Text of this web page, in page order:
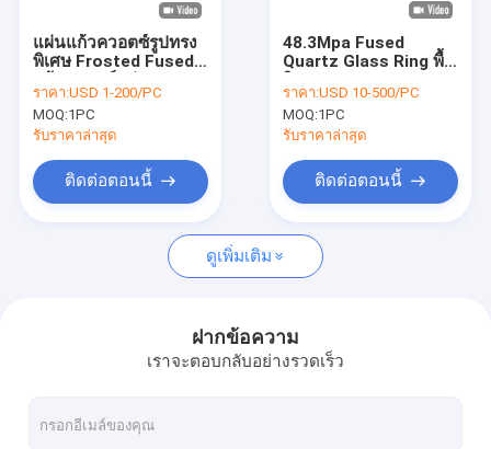
ทัวร์โรงงาน
การควบคุมคุณภาพ
ติดต่อเรา
แก้วควอตซ์ออปติคอล
แผ่นแก้วควอตซ์รูปทรง
พิเศษ Frosted Fused
ราคา:USD 1-200/PC
MOQ:1PC
รับราคาล่าสุด
ติดต่อตอนนี้
48.3Mpa Fused
Quartz Glass Ring พื้น
ประสิทธิภาพสูง
ราคา:USD 10-500/PC
MOQ:1PC
รับราคาล่าสุด
ติดต่อตอนนี้
ดูเพิ่มเติม
ฝากข้อความ
เราจะตอบกลับอย่างรวดเร็ว